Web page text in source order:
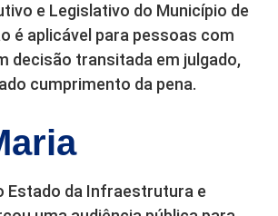
e Legislativo do Município de
é aplicável para pessoas com
decisão transitada em julgado,
cumprimento da pena.
Estado da Infraestrutura e